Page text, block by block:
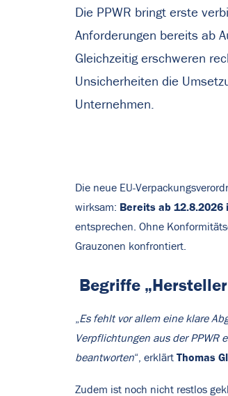
Die PPWR bringt erste
Anforderungen bereits ab
Gleichzeitig erschweren
Unsicherheiten die
Unternehmen.
Die neue EU-
wirksam: Bereits ab
entsprechen. Ohne
Grauzonen konfrontiert.
Begriffe
Es fehlt vor allem eine klare
Verpflichtungen aus der PPWR
beantworten“, erklärt Thomas
Zudem ist noch nicht restlos